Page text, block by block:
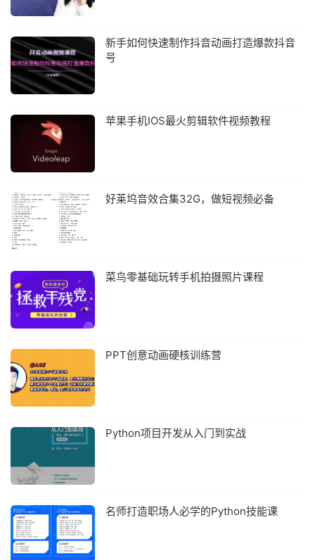
新手如何快速制作抖音动画打造爆款抖音
号
苹果手机IOS最火剪辑软件视频教程
好莱坞音效合集32G，做短视频必备
菜鸟零基础玩转手机拍摄照片课程
PPT创意动画硬核训练营
Python项目开发从入门到实战
名师打造职场人必学的Python技能课